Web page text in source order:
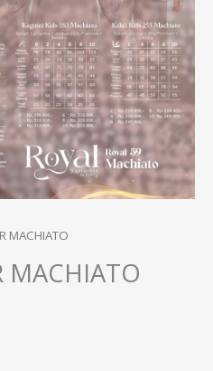
MACHIATO
MACHIATO